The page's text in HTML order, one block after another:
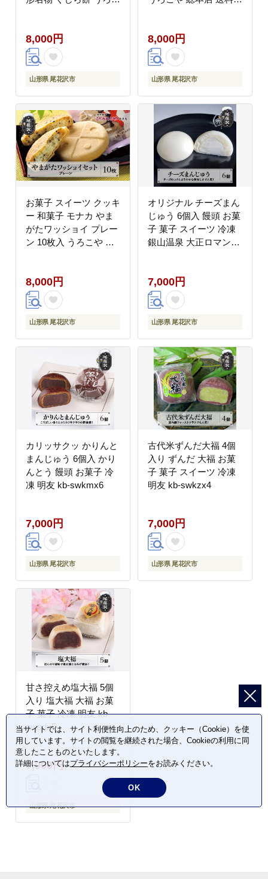
8,000円
山形県 尾花沢市
8,000円
山形県 尾花沢市
お菓子 スイーツ クッキ
ー 和菓子 モナカ やま
がたワッショイ プレー
ン 10枚入 うろこや 総
8,000円
山形県 尾花沢市
オリジナル チーズまん
じゅう 6個入 饅頭 お菓
子 菓子 スイーツ 冷凍
銀山温泉 大正ロマン館
7,000円
山形県 尾花沢市
カリッサクッ かりんと
まんじゅう 6個入 かり
んとう 饅頭 お菓子 冷
凍 明友 kb-swkmx6
7,000円
山形県 尾花沢市
古代米ずんだ大福 4個
入り ずんだ 大福 お菓
子 菓子 スイーツ 冷凍
明友 kb-swkzx4
7,000円
山形県 尾花沢市
甘さ控えめ塩大福 5個
入り 塩大福 大福 お菓
子 菓子 冷凍 明友 kb-
swsdx5
7,000円
山形県 尾花沢市
当サイトでは、サイト利便性向上のため、クッキー（Cookie）を使
用しています。サイトの閲覧を継続された場合、Cookieの利用に同
意したことものといたします。
詳細についてはプライバシーポリシーをお読みください。
OK